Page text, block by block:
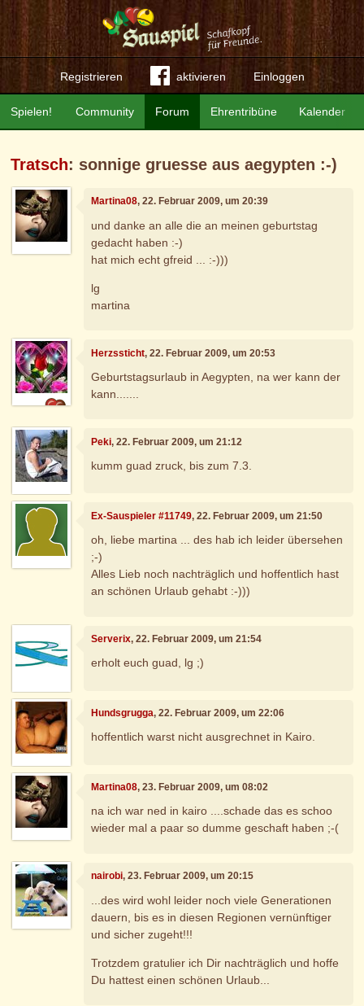
Registrieren aktivieren Einloggen
Community Forum Ehrentribüne Kalender
Spielen!
Tratsch: sonnige gruesse aus aegypten :-)
Martina08, 22. Februar 2009, um 20:39
und danke an alle die an meinen geburtstag
gedacht haben :-)
hat mich echt gfreid ... :-)))
lg
martina
Herzssticht, 22. Februar 2009, um 20:53
Geburtstagsurlaub in Aegypten, na wer kann der
kann.......
Peki, 22. Februar 2009, um 21:12
kumm guad zruck, bis zum 7.3.
Ex-Sauspieler #11749, 22. Februar 2009, um 21:50
oh, liebe martina ... des hab ich leider übersehen
;-)
Alles Lieb noch nachträglich und hoffentlich hast
an schönen Urlaub gehabt :-)))
Serverix, 22. Februar 2009, um 21:54
erholt euch guad, lg ;)
Hundsgrugga, 22. Februar 2009, um 22:06
hoffentlich warst nicht ausgrechnet in Kairo.
Martina08, 23. Februar 2009, um 08:02
na ich war ned in kairo ....schade das es schoo
wieder mal a paar so dumme geschaft haben ;-(
nairobi, 23. Februar 2009, um 20:15
...des wird wohl leider noch viele Generationen
dauern, bis es in diesen Regionen vernünftiger
und sicher zugeht!!!
Trotzdem gratulier ich Dir nachträglich und hoffe
Du hattest einen schönen Urlaub...